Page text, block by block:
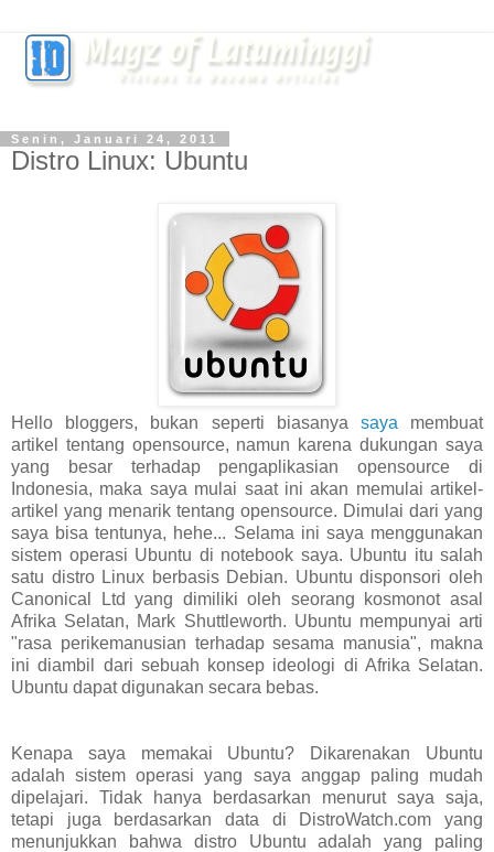
Senin, Januari 24, 2011
Distro Linux: Ubuntu
Hello bloggers, bukan seperti biasanya saya membuat
artikel tentang opensource, namun karena dukungan saya
yang besar terhadap pengaplikasian opensource di
Indonesia, maka saya mulai saat ini akan memulai artikel-
artikel yang menarik tentang opensource. Dimulai dari yang
saya bisa tentunya, hehe... Selama ini saya menggunakan
sistem operasi Ubuntu di notebook saya. Ubuntu itu salah
satu distro Linux berbasis Debian. Ubuntu disponsori oleh
Canonical Ltd yang dimiliki oleh seorang kosmonot asal
Afrika Selatan, Mark Shuttleworth. Ubuntu mempunyai arti
"rasa perikemanusian terhadap sesama manusia", makna
ini diambil dari sebuah konsep ideologi di Afrika Selatan.
Ubuntu dapat digunakan secara bebas.
Kenapa saya memakai Ubuntu? Dikarenakan Ubuntu
adalah sistem operasi yang saya anggap paling mudah
dipelajari. Tidak hanya berdasarkan menurut saya saja,
tetapi juga berdasarkan data di DistroWatch.com yang
menunjukkan bahwa distro Ubuntu adalah yang paling